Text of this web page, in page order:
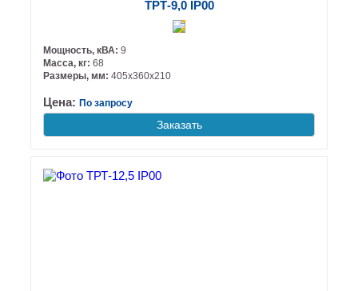
ТРТ-9,0 IP00
Мощность, кВА: 9
Масса, кг: 68
Размеры, мм: 405х360х210
Цена: По запросу
Заказать